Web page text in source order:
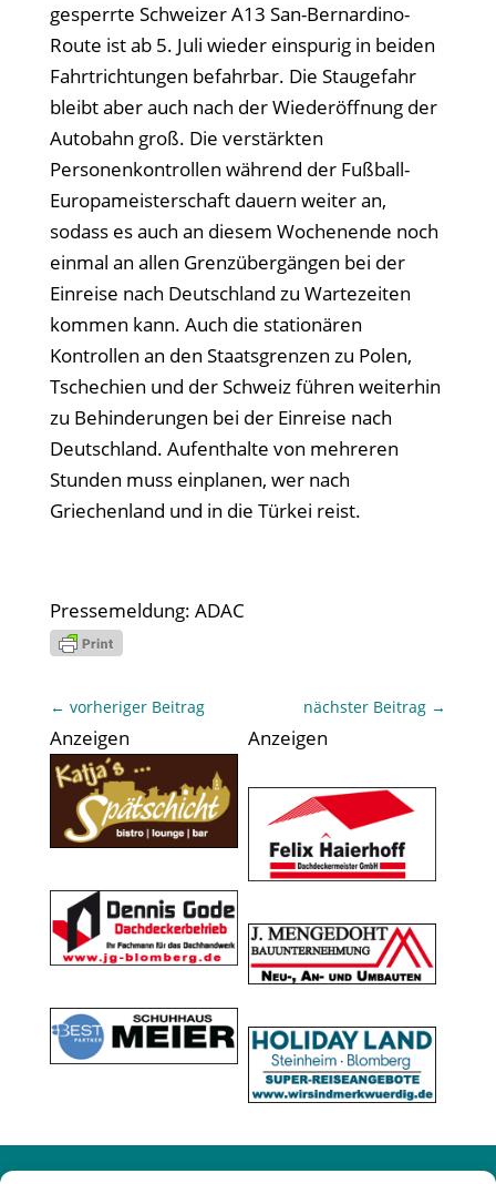
gesperrte Schweizer A13 San-Bernardino-
Route ist ab 5. Juli wieder einspurig in beiden
Fahrtrichtungen befahrbar. Die Staugefahr
bleibt aber auch nach der Wiederöffnung der
Autobahn groß. Die verstärkten
Personenkontrollen während der Fußball-
Europameisterschaft dauern weiter an,
sodass es auch an diesem Wochenende noch
einmal an allen Grenzübergängen bei der
Einreise nach Deutschland zu Wartezeiten
kommen kann. Auch die stationären
Kontrollen an den Staatsgrenzen zu Polen,
Tschechien und der Schweiz führen weiterhin
zu Behinderungen bei der Einreise nach
Deutschland. Aufenthalte von mehreren
Stunden muss einplanen, wer nach
Griechenland und in die Türkei reist.
Pressemeldung: ADAC
← vorheriger Beitrag nächster Beitrag →
Anzeigen Anzeigen